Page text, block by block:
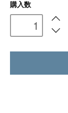
購入数